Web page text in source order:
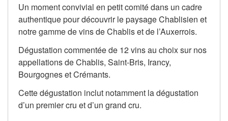
Un moment convivial en petit comité dans un cadre
authentique pour découvrir le paysage Chablisien et
notre gamme de vins de Chablis et de l’Auxerrois.
Dégustation commentée de 12 vins au choix sur nos
appellations de Chablis, Saint-Bris, Irancy,
Bourgognes et Crémants.
Cette dégustation inclut notamment la dégustation
d’un premier cru et d’un grand cru.